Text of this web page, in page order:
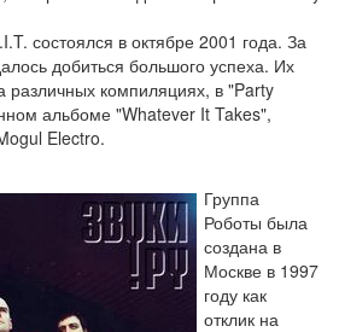
состоялся в октябре 2001 года. За
добиться большого успеха. Их
различных компиляциях, в "Party
альбоме "Whatever It Takes",
Electro.
Группа
Роботы была
создана в
Москве в 1997
году как
отклик на